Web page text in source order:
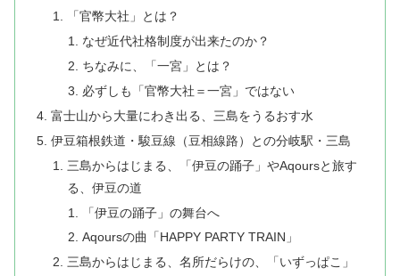
「官幣大社」とは？
なぜ近代社格制度が出来たのか？
ちなみに、「一宮」とは？
必ずしも「官幣大社＝一宮」ではない
富士山から大量にわき出る、三島をうるおす水
伊豆箱根鉄道・駿豆線（豆相線路）との分岐駅・三島
三島からはじまる、「伊豆の踊子」やAqoursと旅す
る、伊豆の道
「伊豆の踊子」の舞台へ
Aqoursの曲「HAPPY PARTY TRAIN」
三島からはじまる、名所だらけの、「いずっぱこ」